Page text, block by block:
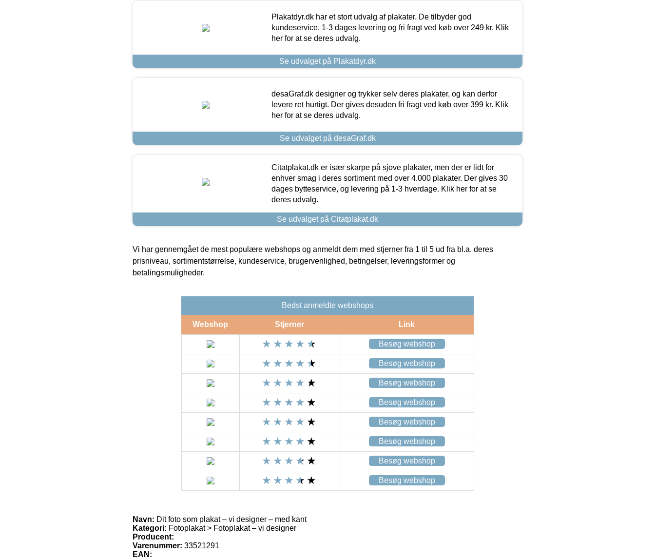
Plakatdyr.dk har et stort udvalg af plakater. De tilbyder god
kundeservice, 1-3 dages levering og fri fragt ved køb over 249 kr. Klik
her for at se deres udvalg.
Se udvalget på Plakatdyr.dk
desaGraf.dk designer og trykker selv deres plakater, og kan derfor
levere ret hurtigt. Der gives desuden fri fragt ved køb over 399 kr. Klik
her for at se deres udvalg.
Se udvalget på desaGraf.dk
Citatplakat.dk er især skarpe på sjove plakater, men der er lidt for
enhver smag i deres sortiment med over 4.000 plakater. Der gives 30
dages bytteservice, og levering på 1-3 hverdage. Klik her for at se
deres udvalg.
Se udvalget på Citatplakat.dk
Vi har gennemgået de mest populære webshops og anmeldt dem med stjerner fra 1 til 5 ud fra bl.a. deres
prisniveau, sortimentstørrelse, kundeservice, brugervenlighed, betingelser, leveringsformer og
betalingsmuligheder.
Bedst anmeldte webshops
Webshop Stjerner Link
Besøg webshop
Besøg webshop
Besøg webshop
Besøg webshop
Besøg webshop
Besøg webshop
Besøg webshop
Besøg webshop
Navn: Dit foto som plakat – vi designer – med kant
Kategori: Fotoplakat > Fotoplakat – vi designer
Producent:
Varenummer: 33521291
EAN: